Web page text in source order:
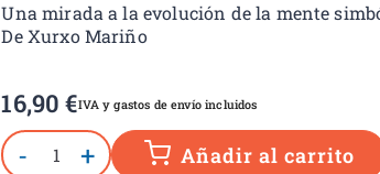
Una mirada a la evolución de la mente
De Xurxo Mariño
16,90€IVA y gastos de envío incluidos
- + Añadir al carrito